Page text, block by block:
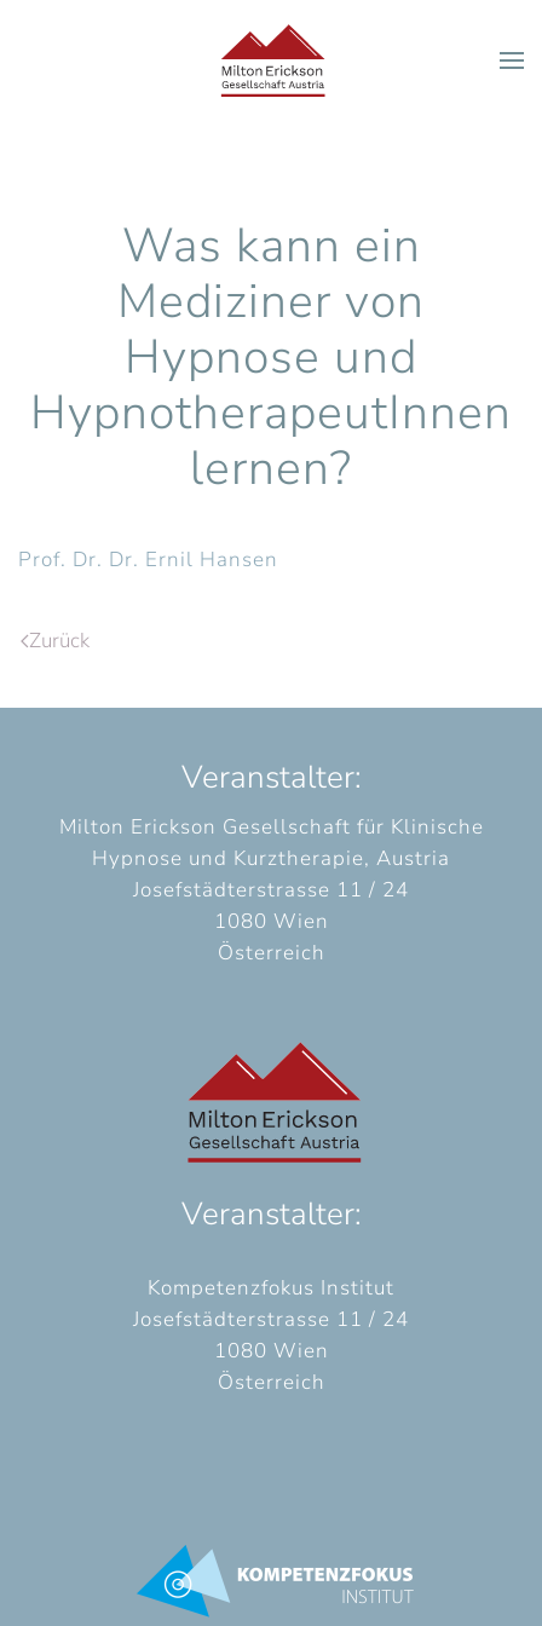
Zum Hauptinhalt springen
Was kann ein
Mediziner von
Hypnose und
HypnotherapeutInnen
lernen?
Prof. Dr. Dr. Ernil Hansen
Zurück
Veranstalter:
Milton Erickson Gesellschaft für Klinische
Hypnose und Kurztherapie, Austria
Josefstädterstrasse 11 / 24
1080 Wien
Österreich
Veranstalter:
Kompetenzfokus Institut
Josefstädterstrasse 11 / 24
1080 Wien
Österreich